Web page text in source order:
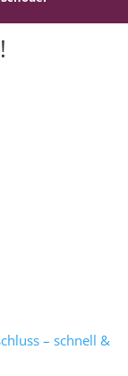
– schnell &